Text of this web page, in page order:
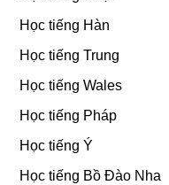
Học tiếng Hàn
Học tiếng Trung
Học tiếng Wales
Học tiếng Pháp
Học tiếng Ý
Học tiếng Bồ Đào Nha